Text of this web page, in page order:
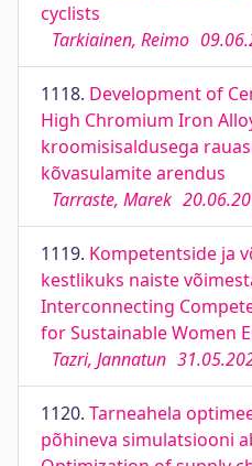
cyclists
Tarkiainen, Reimo
1118. Development of
High Chromium Iron
kroomisisaldusega
kõvasulamite arendus
Tarraste, Marek
1119. Kompetentside ja
kestlikuks naiste
Interconnecting
for Sustainable Women
Tazri, Jannatun
1120. Tarneahela
põhineva simulatsiooni